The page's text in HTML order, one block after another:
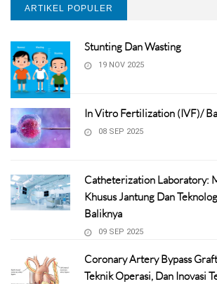
ARTIKEL POPULER
Stunting Dan Wasting
19 NOV 2025
In Vitro Fertilization (IVF)/
08 SEP 2025
Catheterization Laboratory:
Khusus Jantung Dan
Baliknya
09 SEP 2025
Coronary Artery Bypass
Teknik Operasi, Dan Inovasi